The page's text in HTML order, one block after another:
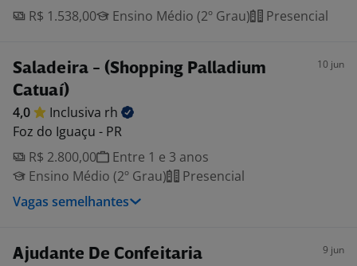
R$ 1.538,00
Ensino Médio (2º Grau) Presencial
Saladeira - (Shopping Palladium
Catuaí)
10 jun
4,0 Inclusiva rh
Foz do Iguaçu - PR
R$ 2.800,00
Entre 1 e 3 anos
Ensino Médio (2º Grau)
Presencial
Vagas semelhantes
Ajudante De Confeitaria 9 jun